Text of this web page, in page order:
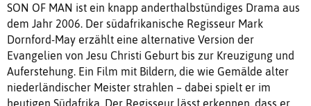
SON OF MAN ist ein knapp anderthalbstündiges Drama aus
dem Jahr 2006. Der südafrikanische Regisseur Mark
Dornford-May erzählt eine alternative Version der
Evangelien von Jesu Christi Geburt bis zur Kreuzigung und
Auferstehung. Ein Film mit Bildern, die wie Gemälde alter
niederländischer Meister strahlen – dabei spielt er im
heutigen Südafrika. Der Regisseur lässt erkennen, dass er